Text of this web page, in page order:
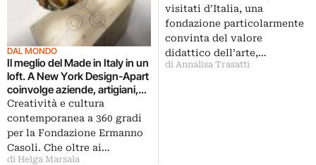
DAL MONDO
Il meglio del Made in Italy in un
loft. A New York Design-Apart
coinvolge aziende, artigiani,
creativi, studenti: showroom e
spazio eventi, in partnership
con Elica e Fondazione Casoli
Creatività e cultura
contemporanea a 360 gradi
per la Fondazione Ermanno
Casoli. Che oltre ai…
di Helga Marsala
visitati d’Italia, una
fondazione particolarmente
convinta del valore
didattico dell’arte,…
di Annalisa Trasatti